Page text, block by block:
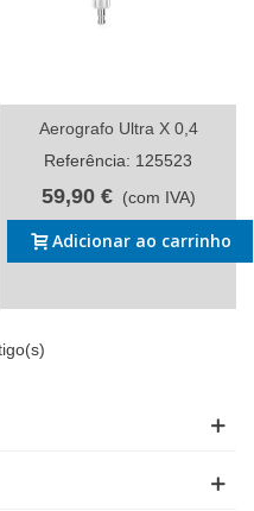
Aerografo Ultra X 0,4
Referência: 125523
59,90 € (com IVA)
Adicionar ao carrinho